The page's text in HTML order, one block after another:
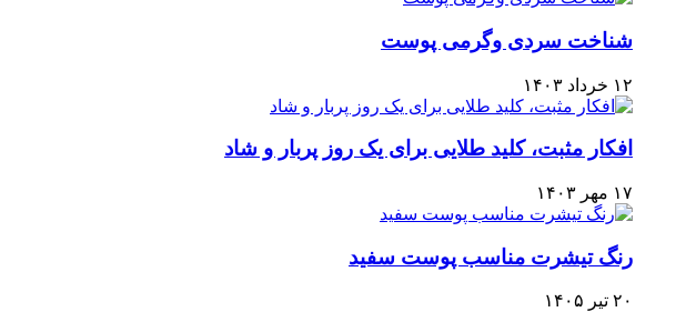
شناخت سردی وگرمی پوست
۱۲ خرداد ۱۴۰۳
افکار مثبت، کلید طلایی برای یک روز پربار و شاد
۱۷ مهر ۱۴۰۳
رنگ تیشرت مناسب پوست سفید
۲۰ تیر ۱۴۰۵